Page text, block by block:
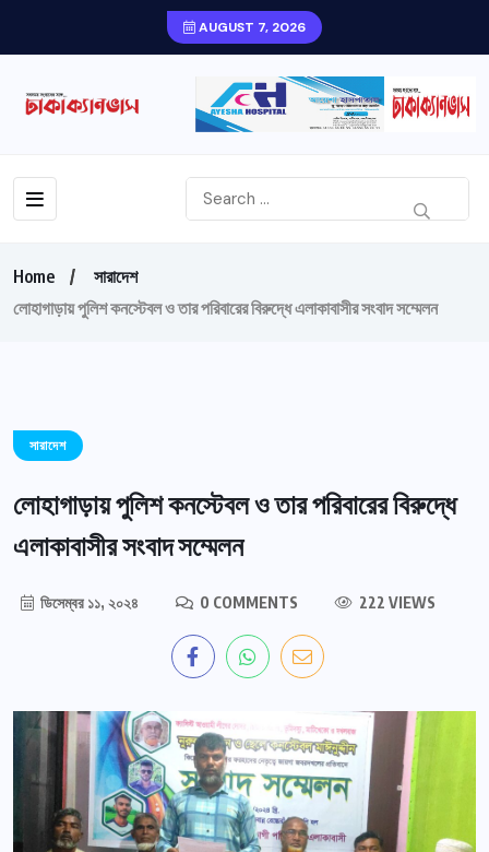
AUGUST 7, 2026
Home
সারাদেশ
লোহাগাড়ায় পুলিশ কনস্টেবল ও তার পরিবারের বিরুদ্ধে এলাকাবাসীর সংবাদ সম্মেলন
সারাদেশ
লোহাগাড়ায় পুলিশ কনস্টেবল ও তার পরিবারের বিরুদ্ধে
এলাকাবাসীর সংবাদ সম্মেলন
ডিসেম্বর ১১, ২০২৪ 0 COMMENTS 222 VIEWS